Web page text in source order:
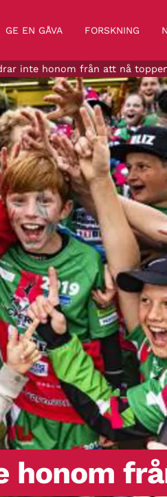
GE EN GÅVA FORSKNING
inte honom från att nå
honom